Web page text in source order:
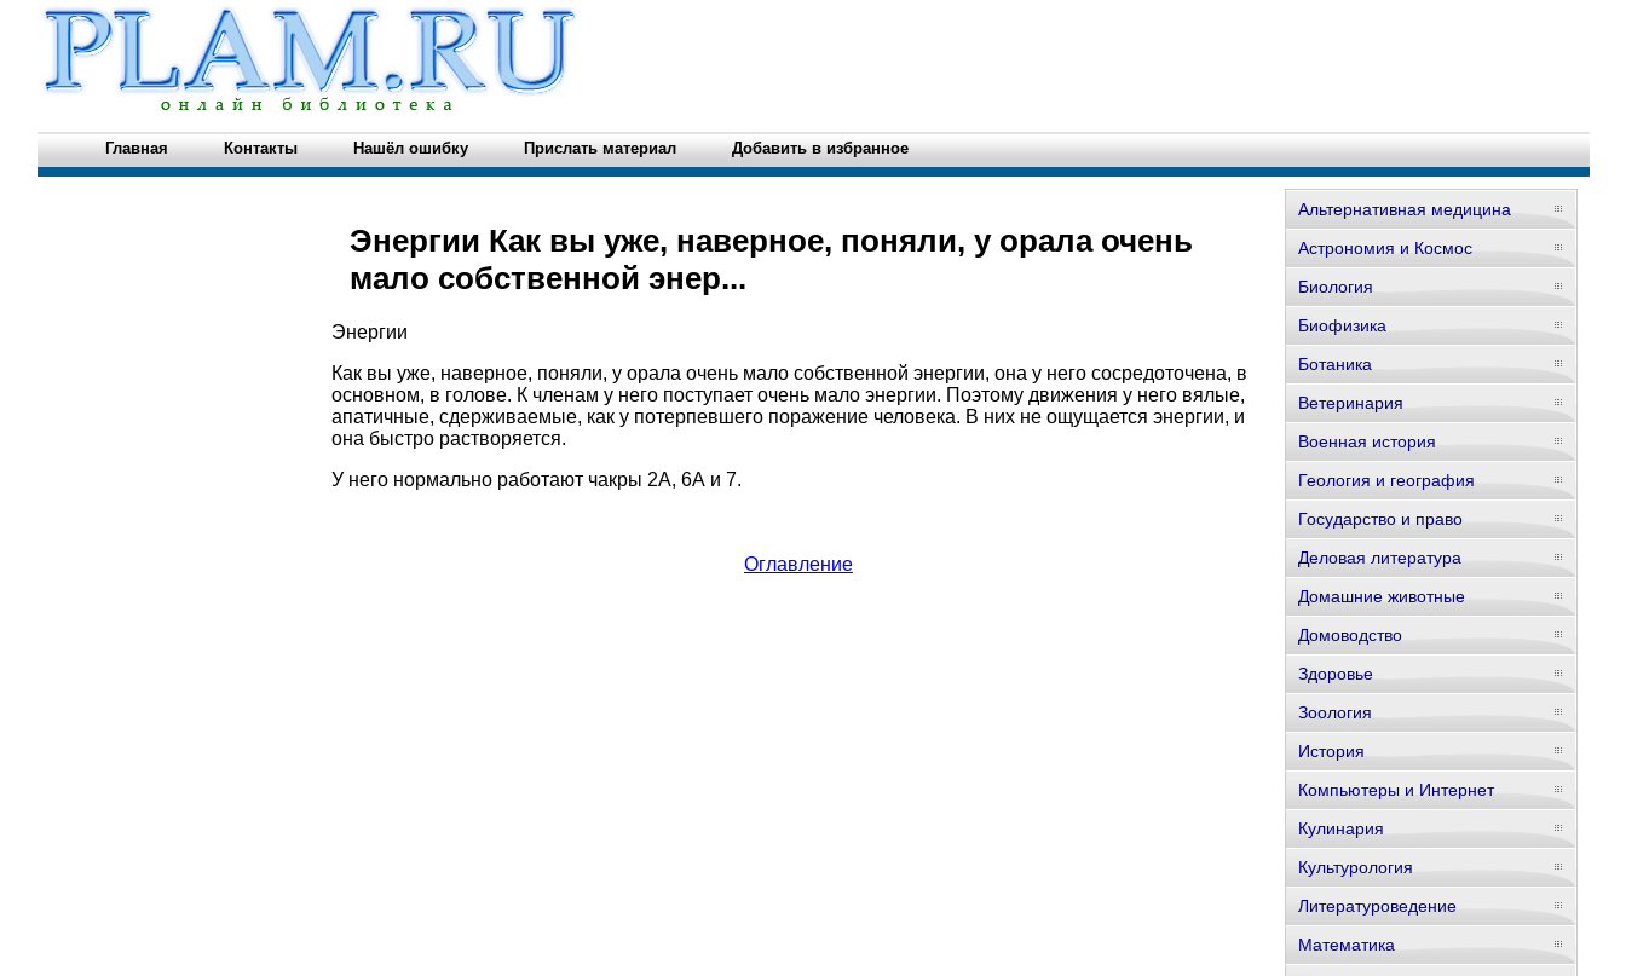
Главная Контакты Нашёл ошибку Прислать материал Добавить в избранное
Энергии Как вы уже, наверное, поняли, у орала очень
мало собственной энер...
Энергии
Как вы уже, наверное, поняли, у орала очень мало собственной энергии, она у него сосредоточена, в
основном, в голове. К членам у него поступает очень мало энергии. Поэтому движения у него вялые,
апатичные, сдерживаемые, как у потерпевшего поражение человека. В них не ощущается энергии, и
она быстро растворяется.
У него нормально работают чакры 2А, 6А и 7.
Оглавление
Альтернативная медицина
Астрономия и Космос
Биология
Биофизика
Ботаника
Ветеринария
Военная история
Геология и география
Государство и право
Деловая литература
Домашние животные
Домоводство
Здоровье
Зоология
История
Компьютеры и Интернет
Кулинария
Культурология
Литературоведение
Математика